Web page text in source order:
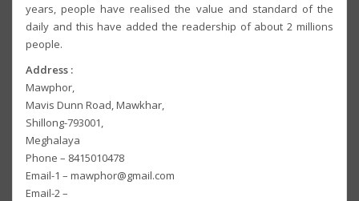
years, people have realised the value and standard of the
daily and this have added the readership of about 2 millions
people.
Address :
Mawphor,
Mavis Dunn Road, Mawkhar,
Shillong-793001,
Meghalaya
Phone – 8415010478
Email-1 – mawphor@gmail.com
Email-2 –